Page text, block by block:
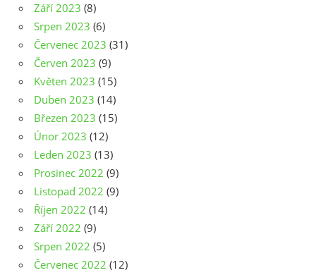
Září 2023 (8)
Srpen 2023 (6)
Červenec 2023 (31)
Červen 2023 (9)
Květen 2023 (15)
Duben 2023 (14)
Březen 2023 (15)
Únor 2023 (12)
Leden 2023 (13)
Prosinec 2022 (9)
Listopad 2022 (9)
Říjen 2022 (14)
Září 2022 (9)
Srpen 2022 (5)
Červenec 2022 (12)